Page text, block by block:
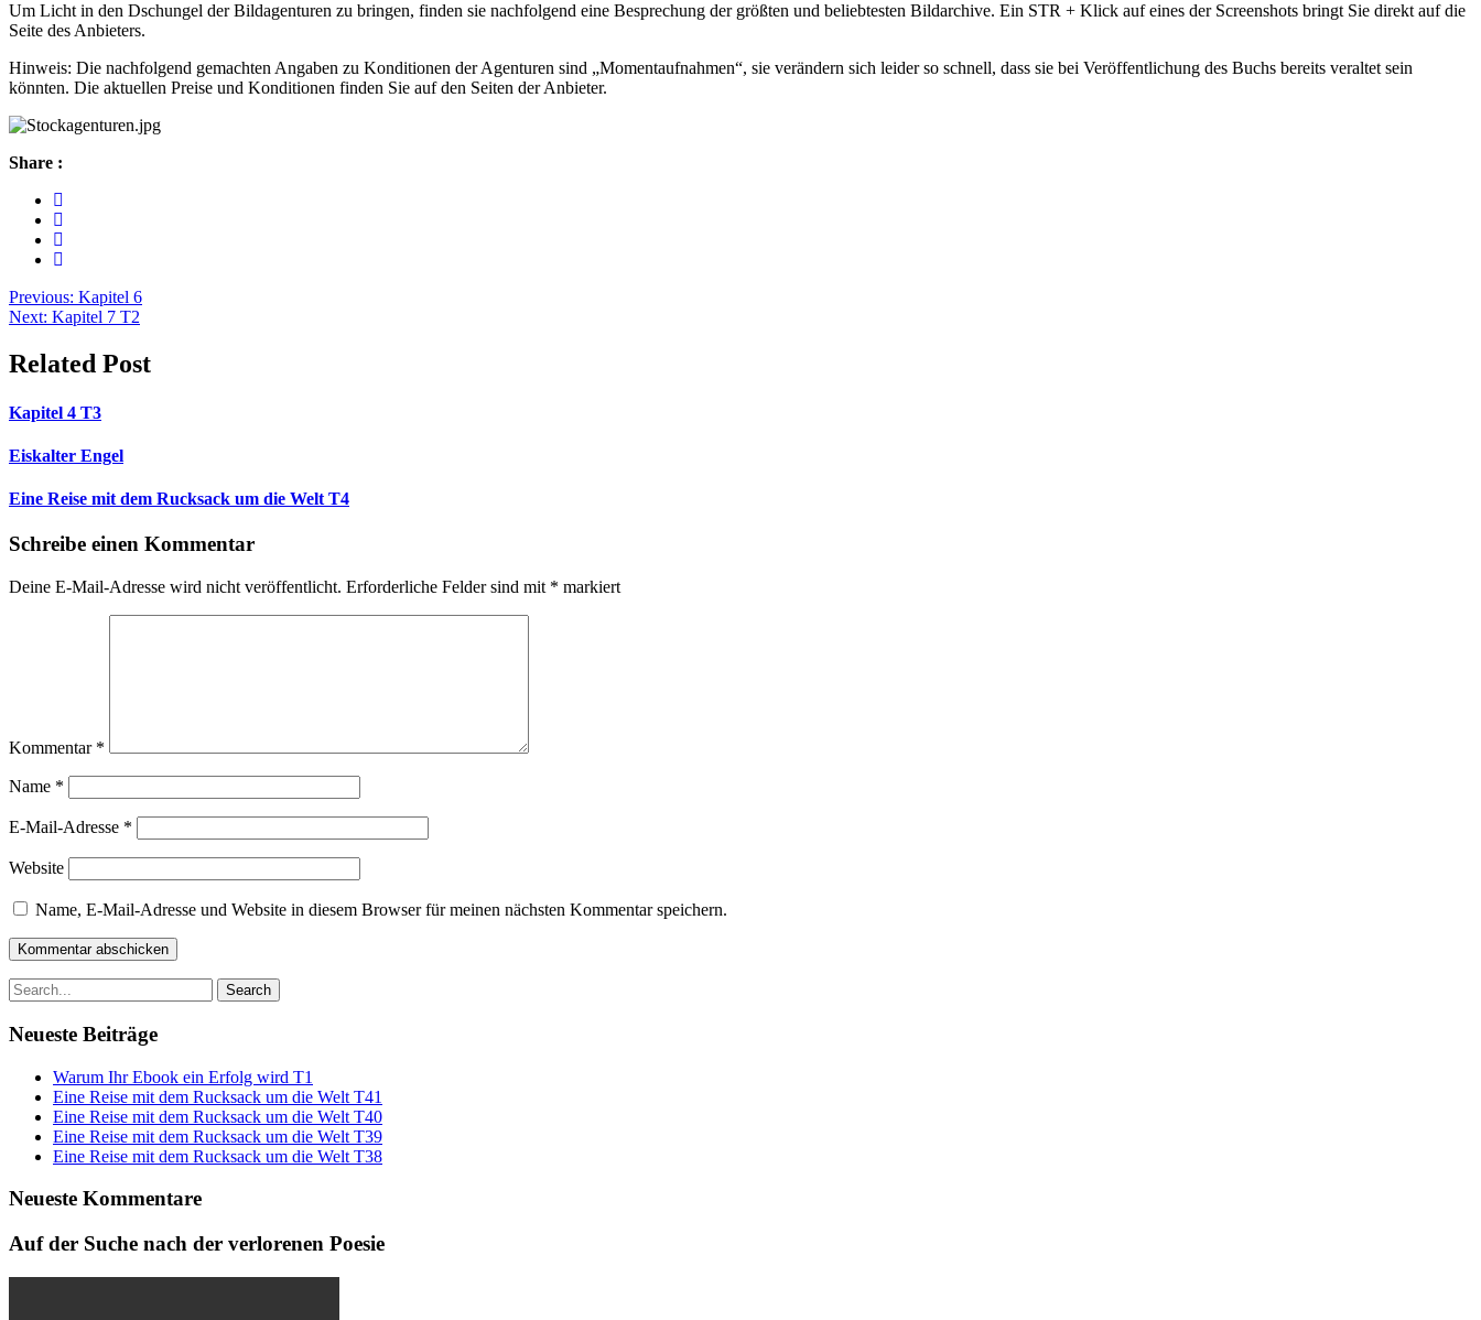
Um Licht in den Dschungel der Bildagenturen zu bringen, finden sie nachfolgend eine Besprechung der größten und beliebtesten Bildarchive. Ein STR + Klick auf eines der Screenshots bringt Sie direkt auf die
Seite des Anbieters.
Hinweis: Die nachfolgend gemachten Angaben zu Konditionen der Agenturen sind „Momentaufnahmen“, sie verändern sich leider so schnell, dass sie bei Veröffentlichung des Buchs bereits veraltet sein
könnten. Die aktuellen Preise und Konditionen finden Sie auf den Seiten der Anbieter.
Share :
Beitragsnavigation
Previous: Kapitel 6
Next: Kapitel 7 T2
Related Post
Kapitel 4 T3
Eiskalter Engel
Eine Reise mit dem Rucksack um die Welt T4
Schreibe einen Kommentar
Deine E-Mail-Adresse wird nicht veröffentlicht. Erforderliche Felder sind mit * markiert
Kommentar *
Name *
E-Mail-Adresse *
Website
Name, E-Mail-Adresse und Website in diesem Browser für meinen nächsten Kommentar speichern.
Search
for:
Neueste Beiträge
Warum Ihr Ebook ein Erfolg wird T1
Eine Reise mit dem Rucksack um die Welt T41
Eine Reise mit dem Rucksack um die Welt T40
Eine Reise mit dem Rucksack um die Welt T39
Eine Reise mit dem Rucksack um die Welt T38
Neueste Kommentare
Auf der Suche nach der verlorenen Poesie